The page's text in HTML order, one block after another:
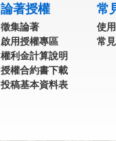
論著授權
徵集論著
啟用授權專區
權利金計算說明
授權合約書下載
投稿基本資料表
常
使
常